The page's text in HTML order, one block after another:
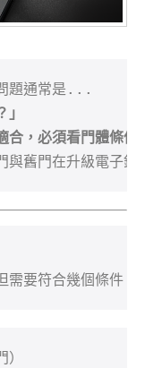
合，必須看門體條件
與舊門在升級電子鎖
需要符合幾個條件：